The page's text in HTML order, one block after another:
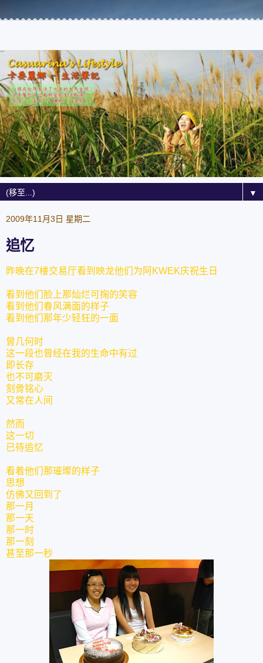
▼
2009年11月3日 星期二
追忆
昨晚在7楼交易厅看到映龙他们为阿KWEK庆祝生日
看到他们脸上那灿烂可掬的笑容
看到他们春风满面的样子
看到他们那年少轻狂的一面
曾几何时
这一段也曾经在我的生命中有过
即长存
也不可磨灭
刻骨铭心
又常在人间
然而
这一切
已待追忆
看着他们那璀璨的样子
思想
仿佛又回到了
那一月
那一天
那一时
那一刻
甚至那一秒